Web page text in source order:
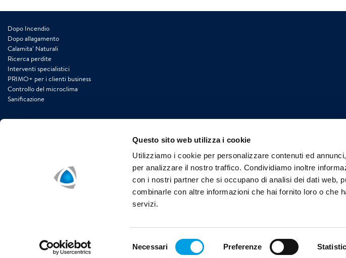
Questo sito web utilizza i cookie
Utilizziamo i cookie per personalizzare contenuti ed
per analizzare il nostro traffico. Condividiamo inoltre
con i nostri partner che si occupano di analisi dei dati web,
combinarle con altre informazioni che hai fornito loro o che
servizi.
Necessari Preferenze
Dopo Incendio
Dopo allagamento
Calamita’ Naturali
Ricerca perdite
Interventi specialistici
PRIMO+ per i clienti business
Controllo del microclima
Sanificazione
Emergenza Sinistro 800 200 018 h24/7
Ricerca perdite 800 300 865
Informativa sulla privacy di Polygon Informativa sulla privacy del sito web esterno